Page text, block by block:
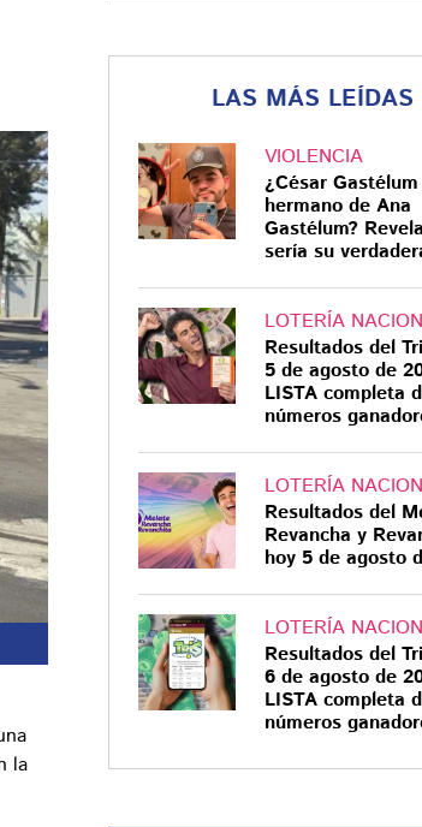
la
LAS MÁS LEÍDAS
VIOLENCIA
¿César
hermano de Ana
Gastélum?
sería su
LOTERÍA
Resultados del
5 de agosto de
LISTA completa
números
LOTERÍA
Resultados del
Revancha y
hoy 5 de agosto
LOTERÍA
Resultados del
6 de agosto de
LISTA completa
números